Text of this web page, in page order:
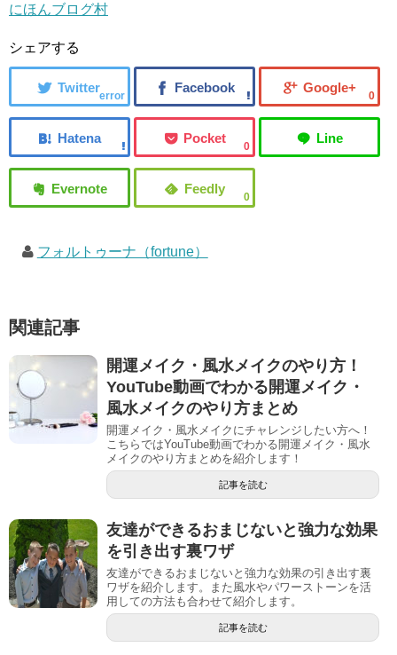
にほんブログ村
シェアする
error 0
0
0
フォルトゥーナ（fortune）
関連記事
開運メイク・風水メイクのやり方！
YouTube動画でわかる開運メイク・
風水メイクのやり方まとめ
開運メイク・風水メイクにチャレンジしたい方へ！
こちらではYouTube動画でわかる開運メイク・風水
メイクのやり方まとめを紹介します！
記事を読む
友達ができるおまじないと強力な効果
を引き出す裏ワザ
友達ができるおまじないと強力な効果の引き出す裏
ワザを紹介します。また風水やパワーストーンを活
用しての方法も合わせて紹介します。
記事を読む